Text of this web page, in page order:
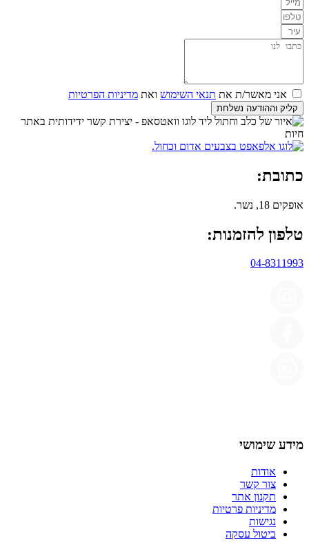
אני מאשר/ת את תנאי השימוש ואת מדיניות הפרטיות
קליק וההודעה נשלחת
כתובת:
אופקים 18, נשר.
טלפון להזמנות:
04-8311993
מידע שימושי
אודות
צור קשר
תקנון אתר
מדיניות פרטיות
נגישות
ביטול עסקה